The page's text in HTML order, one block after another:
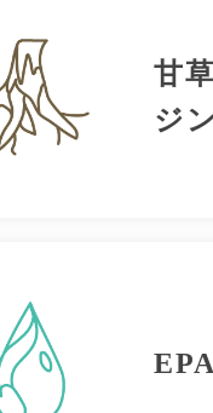
甘
ジン